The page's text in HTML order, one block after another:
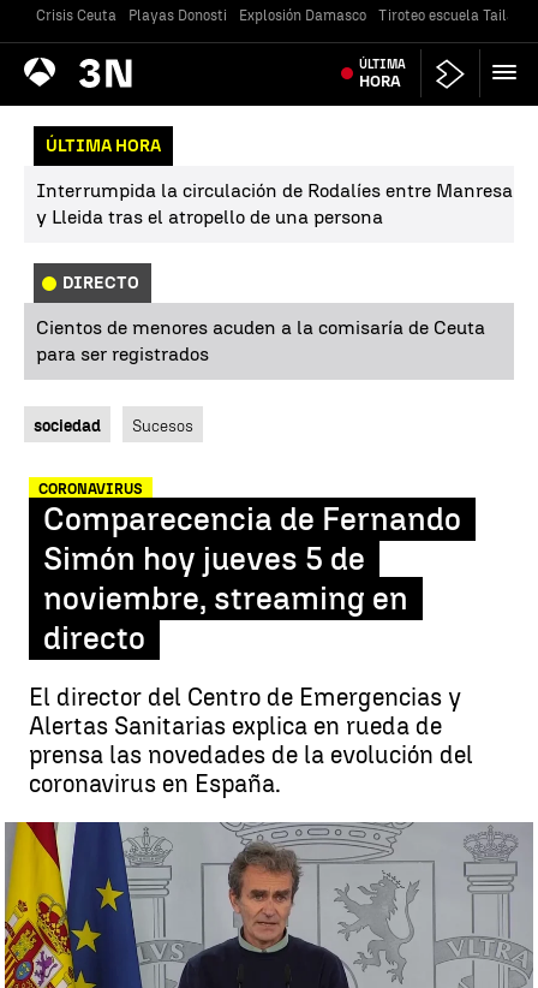
Crisis Ceuta Playas Donosti Explosión Damasco Tiroteo escuela
Antena
3 Noticias ÚLTIMA
HORA
ÚLTIMA HORA
Interrumpida la circulación de Rodalíes entre Manresa
y Lleida tras el atropello de una persona
DIRECTO
Cientos de menores acuden a la comisaría de Ceuta
para ser registrados
sociedad Sucesos
CORONAVIRUS
Comparecencia de Fernando
Simón hoy jueves 5 de
noviembre, streaming en
directo
El director del Centro de Emergencias y
Alertas Sanitarias explica en rueda de
prensa las novedades de la evolución del
coronavirus en España.
Comparecencia de Fernando Simón hoy jueves 5 de noviembre,
streaming en directo |antena3noticias.com